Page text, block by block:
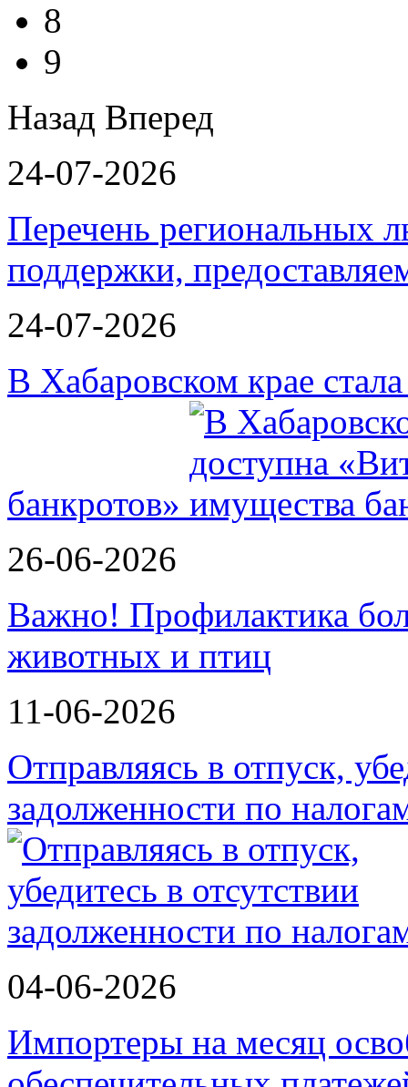
8
9
Назад Вперед
24-07-2026
Перечень региональных
поддержки,
24-07-2026
В Хабаровском крае
банкротов»
26-06-2026
Важно! Профилактика
животных и птиц
11-06-2026
Отправляясь в отпуск,
задолженности по
04-06-2026
Импортеры на месяц